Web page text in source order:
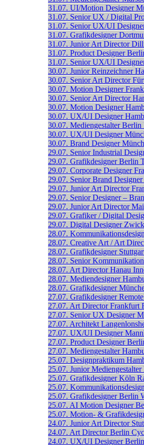
31.07. UI/Motion Designer
31.07. Senior UX / Digital
31.07. Senior UX/UI
31.07. Grafikdesigner
31.07. Junior Art Director
31.07. Product Designer
31.07. Senior UX/UI
30.07. Junior Reinzeichner
30.07. Senior Art Director
30.07. Motion Designer
30.07. Senior Art Director
30.07. Motion Designer
30.07. UX/UI Designer
30.07. Mediengestalter Berlin
30.07. UX/UI Designer
30.07. Brand Designer
29.07. Senior Industrial
29.07. Grafikdesigner Berlin
29.07. Corporate Designer
29.07. Senior Brand Designer
29.07. Junior Art Director
29.07. Senior Designer –
29.07. Junior Art Director
29.07. Grafiker / Digital
29.07. Digital Designer
28.07.
28.07. Creative Art / Art
28.07. Grafikdesigner
28.07. Senior
28.07. Art Director Hanau
28.07. Mediendesigner
28.07. Grafikdesigner
27.07. Grafikdesigner Remote
27.07. Art Director Frankfurt
27.07. Senior UX Designer
27.07. Architekt
27.07. UX/UI Designer
27.07. Product Designer
27.07. Mediengestalter
25.07. Designpraktikum
25.07. Junior Mediengestalter
25.07. Grafikdesigner Köln
25.07.
25.07. Grafikdesigner Berlin
25.07. AI Motion Designer
25.07. Motion- &
24.07. Junior Art Director
24.07. Art Director Berlin
24.07. UX/UI Designer Berlin